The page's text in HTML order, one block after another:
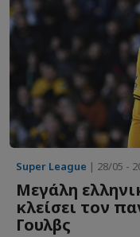
Super League | 28/05 -
Μεγάλη
κλείσει τον
Γουλβς